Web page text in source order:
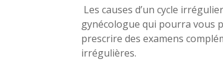
Les causes d’un cycle
gynécologue qui pourra vous
prescrire des examens
irrégulières.